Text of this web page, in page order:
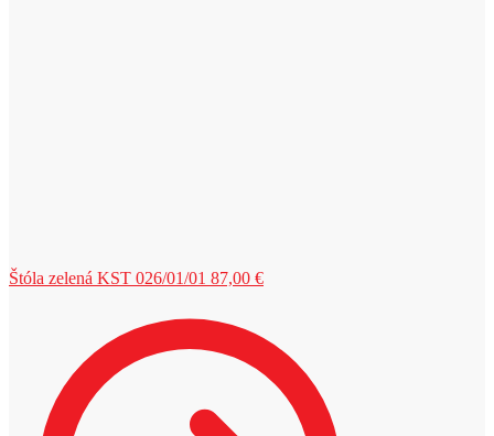
Štóla zelená KST 026/01/01 87,00 €